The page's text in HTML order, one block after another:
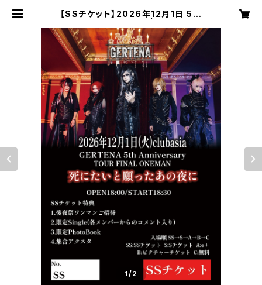
【SSチケット】2026年12月1日 5周
OFFICIAL ONLINE SHOP
1/2